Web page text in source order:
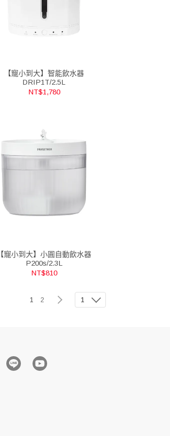
【寵小到大】智能飲水器
DRIP1T/2.5L
NT$1,780
【寵小到大】小圓自動飲水器
P200s/2.3L
NT$810
1 2 1